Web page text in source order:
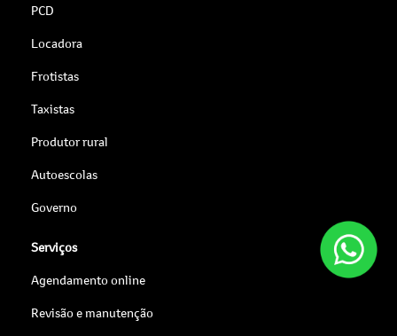
PCD
Locadora
Frotistas
Taxistas
Produtor rural
Autoescolas
Governo
Serviços
Agendamento online
Revisão e manutenção